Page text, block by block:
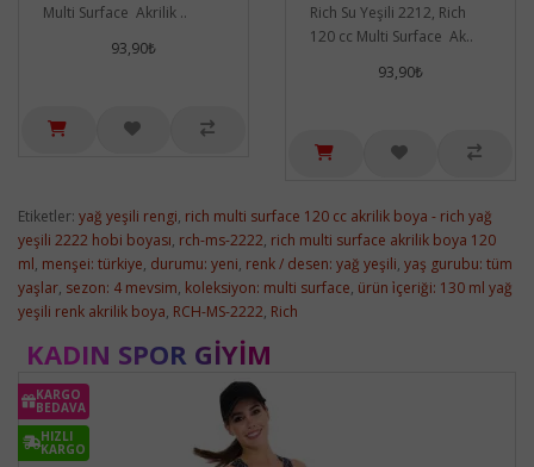
Multi Surface Akrilik ..
93,90₺
Rich Su Yeşili 2212, Rich
120 cc Multi Surface Ak..
93,90₺
Etiketler: yağ yeşili rengi, rich multi surface 120 cc akrilik boya - rich yağ
yeşili 2222 hobi boyası, rch-ms-2222, rich multi surface akrilik boya 120
ml, menşei: türkiye, durumu: yeni, renk / desen: yağ yeşili, yaş gurubu: tüm
yaşlar, sezon: 4 mevsim, koleksiyon: multi surface, ürün i̇çeriği: 130 ml yağ
yeşili renk akrilik boya, RCH-MS-2222, Rich
KADIN SPOR GIYIM
KARGO
BEDAVA
HIZLI
KARGO